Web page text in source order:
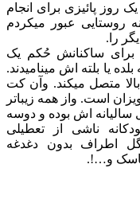
پائیزی برای انجام
روستایی عبور میکردم
را.
برای ساکنانش حُکم یک
یا بلته اش مینامیدند.
بالا متصل میکند. وآن کت
است. واز همه زیباتر
سالیانه اش بوده و دوسه
ناشی از تعطیلی
اطراف بدون دغدغه
ماسک و…!.